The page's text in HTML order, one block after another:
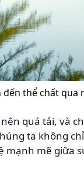
thể chất qua
quá tải, và
ta không
mẽ giữa